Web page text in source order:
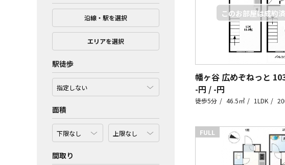
沿線・駅を選択
エリアを選択
駅徒歩
面積
間取り
幡ヶ谷 広めぞねっと
-円 / -円
徒歩5分 46.5㎡ 1LDK
FULL